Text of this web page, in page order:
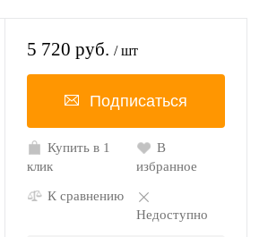
5 720 руб. / шт
Подписаться
Купить в 1
клик
В
избранное
К сравнению
Недоступно